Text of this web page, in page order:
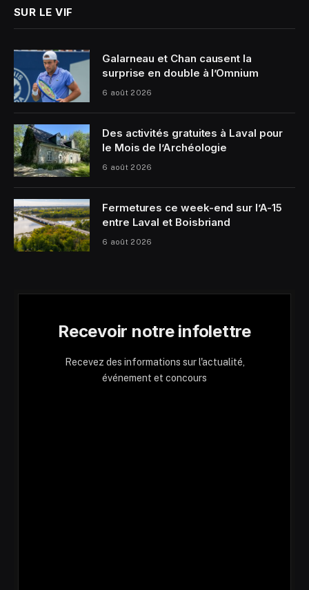
SUR LE VIF
Galarneau et Chan causent la
surprise en double à l’Omnium
6 août 2026
Des activités gratuites à Laval pour
le Mois de l’Archéologie
6 août 2026
Fermetures ce week-end sur l’A-15
entre Laval et Boisbriand
6 août 2026
Recevoir notre infolettre
Recevez des informations sur l'actualité,
événement et concours